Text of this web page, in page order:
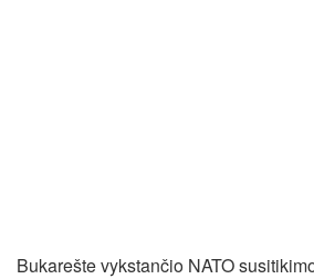
Bukarešte vykstančio NATO